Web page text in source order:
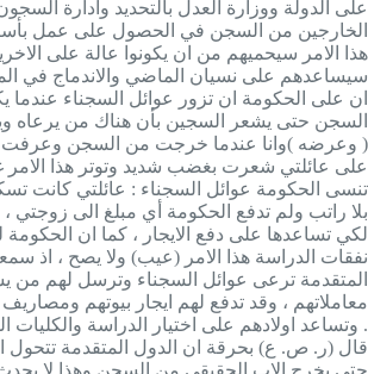
على الدولة ووزارة العدل بالتحديد وادارة
الخارجين من السجن في الحصول على عمل
هذا الامر سيحميهم من ان يكونوا عالة على
سيساعدهم على نسيان الماضي والاندماج في
ان على الحكومة ان تزور عوائل السجناء عندما
السجن حتى يشعر السجين بأن هناك من يرعاه
( وعرضه )وانا عندما خرجت من السجن وعرفت
على عائلتي شعرت بغضب شديد وتوتر هذا
تنسى الحكومة عوائل السجناء : عائلتي كانت
بلا راتب ولم تدفع الحكومة أي مبلغ الى زوجتي
لكي تساعدها على دفع الايجار ، كما ان
نفقات الدراسة هذا الامر (عيب) ولا يصح ، اذ
المتقدمة ترعى عوائل السجناء وترسل لهم من
معاملاتهم ، وقد تدفع لهم ايجار بيوتهم ومصاريف
وتساعد اولادهم على اختيار الدراسة والكليات المناسبة .
قال (ر. ص. ع) بحرقة ان الدول المتقدمة تتحول